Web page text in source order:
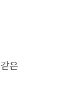
은